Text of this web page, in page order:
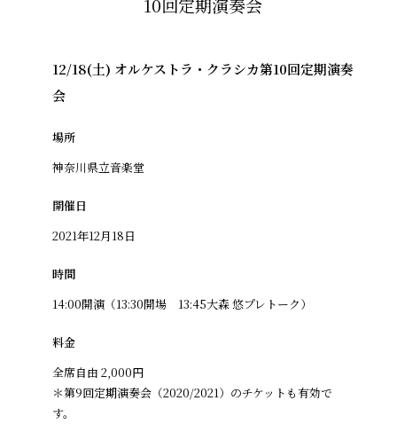
12/18(土) オルケストラ・クラシカ第10回定期演奏
会
場所
神奈川県立音楽堂
開催日
2021年12月18日
時間
14:00開演（13:30開場 13:45大森 悠プレトーク）
料金
全席自由 2,000円
＊第9回定期演奏会（2020/2021）のチケットも有効で
す。